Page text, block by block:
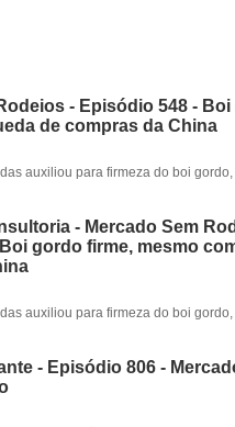
- Episódio 548 -
de compras da China
auxiliou para firmeza do boi
- Mercado Sem
gordo firme, mesmo
auxiliou para firmeza do boi
- Episódio 806 -